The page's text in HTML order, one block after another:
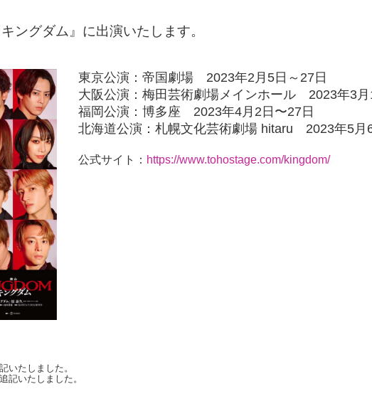
ングダム』に出演いたします。
東京公演：帝国劇場 2023年2月5日～27日
大阪公演：梅田芸術劇場メインホール 2023年3月
福岡公演：博多座 2023年4月2日〜27日
北海道公演：札幌文化芸術劇場 hitaru 2023年5月
公式サイト： https://www.tohostage.com/kingdom/
いたしました。
いたしました。